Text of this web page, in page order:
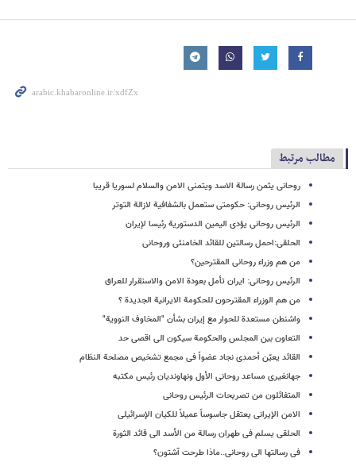
مطالب مرتبط
روحانی یثمن رسالة الاسد ویتمنى الامن والسلام لسوریا قریبا
الرئیس روحانی: حکومتی ستعمل بالشفافیة لازالة التوتر
الرئیس روحانی یؤدی الیمین الدستوریة رئیسا لإیران
الحلقی:احمل رسالتین للقائد الخامنئی وروحانی
من هم وزراء روحانی المقترحین؟
الرئیس روحانی: ایران تأمل بعودة الامن والاستقرار للعراق
من هم الوزراء المقترحون للحکومة الایرانیة الجدیدة ؟
واشنطن مستعدة للحوار مع إیران بشأن "المخاوف النوویة"
التعاون بین المجلس والحکومة سیکون الى اقصى حد
القائد یعیّن أحمدی نجاد عضواً فی مجمع تشخیص مصلحة النظام
جهانغیری مساعد روحانی الأول ونهاوندیان رئیس مکتبه
المتفائلون من تصریحات الرئیس روحانی
الامن الإیرانی یعتقل جاسوساً عمیلاً للکیان الإسرائیلی
الحلقی یسلم فی طهران رسالة من الأسد الى قائد الثورة
فی رسالتها الى روحانی..ماذا طرحت آشتون؟